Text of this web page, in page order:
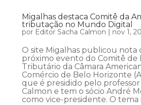
Migalhas destaca Comitê da
tributação no Mundo Digital
por Editor Sacha Calmon nov 1,
O site Migalhas publicou nota
próximo evento do Comitê de
Tributário da Câmara
Comércio de Belo Horizonte
que é presidido pelo professor
Calmon e tem o sócio André
como vice-presidente. O tema